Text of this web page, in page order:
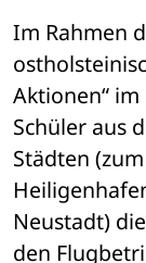
Im Rahmen
Aktionen“
Schüler aus
Städten
Neustadt)
den